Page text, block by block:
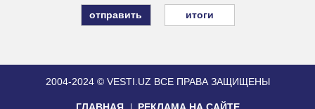
итоги
2004-2024 © VESTI.UZ ВСЕ ПРАВА ЗАЩИЩЕНЫ
ГЛАВНАЯ РЕКЛАМА НА САЙТЕ